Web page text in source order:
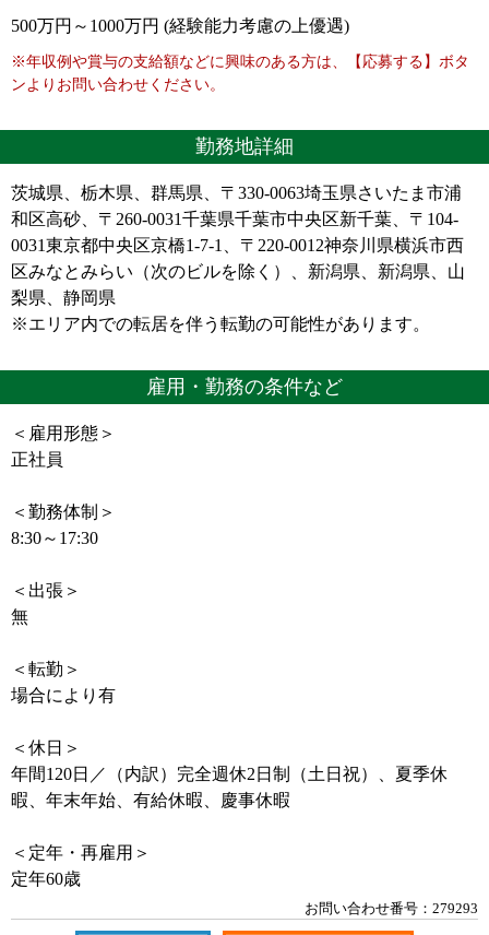
500万円～1000万円 (経験能力考慮の上優遇)
※年収例や賞与の支給額などに興味のある方は、【応募する】ボタ
ンよりお問い合わせください。
勤務地詳細
茨城県、栃木県、群馬県、〒330-0063埼玉県さいたま市浦
和区高砂、〒260-0031千葉県千葉市中央区新千葉、〒104-
0031東京都中央区京橋1-7-1、〒220-0012神奈川県横浜市西
区みなとみらい（次のビルを除く）、新潟県、新潟県、山
梨県、静岡県
※エリア内での転居を伴う転勤の可能性があります。
雇用・勤務の条件など
＜雇用形態＞
正社員
＜勤務体制＞
8:30～17:30
＜出張＞
無
＜転勤＞
場合により有
＜休日＞
年間120日／（内訳）完全週休2日制（土日祝）、夏季休
暇、年末年始、有給休暇、慶事休暇
＜定年・再雇用＞
定年60歳
お問い合わせ番号：279293